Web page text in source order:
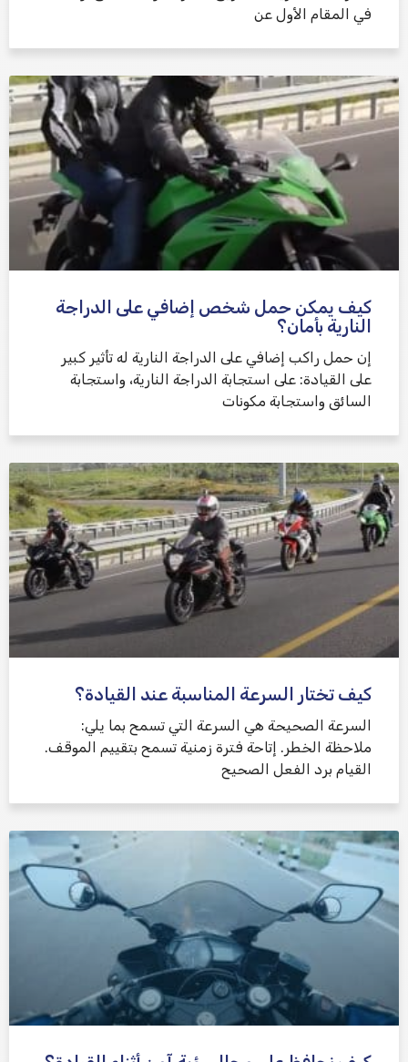
في المقام الأول عن
كيف يمكن حمل شخص إضافي على الدراجة
النارية بأمان؟
إن حمل راكب إضافي على الدراجة النارية له تأثير كبير
على القيادة: على استجابة الدراجة النارية، واستجابة
السائق واستجابة مكونات
كيف تختار السرعة المناسبة عند القيادة؟
السرعة الصحيحة هي السرعة التي تسمح بما يلي:
ملاحظة الخطر. إتاحة فترة زمنية تسمح بتقييم الموقف.
القيام برد الفعل الصحيح